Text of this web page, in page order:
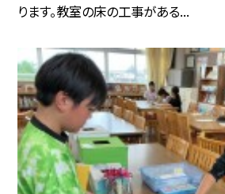
ります。教室の床の工事がある...